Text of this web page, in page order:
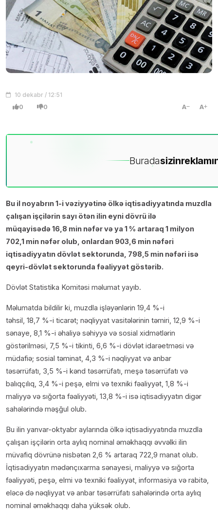
10 dekabr / 12:51
0 0 A A
Buradasizin
Bu il noyabrın 1-i vəziyyətinə ölkə iqtisadiyyatında muzdla
çalışan işçilərin sayı ötən ilin eyni dövrü ilə
müqayisədə 16,8 min nəfər və ya 1 % artaraq 1 milyon
702,1 min nəfər olub, onlardan 903,6 min nəfəri
iqtisadiyyatın dövlət sektorunda, 798,5 min nəfəri isə
qeyri-dövlət sektorunda fəaliyyət göstərib.
Dövlət Statistika Komitəsi məlumat yayıb.
Məlumatda bildilir ki, muzdla işləyənlərin 19,4 %-i
təhsil, 18,7 %-i ticarət; nəqliyyat vasitələrinin təmiri, 12,9 %-i
sənaye, 8,1 %-i əhaliyə səhiyyə və sosial xidmətlərin
göstərilməsi, 7,5 %-i tikinti, 6,6 %-i dövlət idarəetməsi və
müdafiə; sosial təminat, 4,3 %-i nəqliyyat və anbar
təsərrüfatı, 3,5 %-i kənd təsərrüfatı, meşə təsərrüfatı və
balıqçılıq, 3,4 %-i peşə, elmi və texniki fəaliyyət, 1,8 %-i
maliyyə və sığorta fəaliyyəti, 13,8 %-i isə iqtisadiyyatın digər
sahələrində məşğul olub.
Bu ilin yanvar-oktyabr aylarında ölkə iqtisadiyyatında muzdla
çalışan işçilərin orta aylıq nominal əməkhaqqı əvvəlki ilin
müvafiq dövrünə nisbətən 2,6 % artaraq 722,9 manat olub.
İqtisadiyyatın mədənçıxarma sənayesi, maliyyə və sığorta
fəaliyyəti, peşə, elmi və texniki fəaliyyət, informasiya və rabitə,
eləcə də nəqliyyat və anbar təsərrüfatı sahələrində orta aylıq
nominal əməkhaqqı daha yüksək olub.